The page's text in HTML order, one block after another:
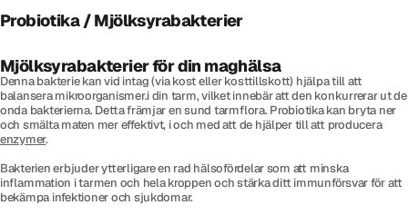
Probiotika / Mjölksyrabakterier
Mjölksyrabakterier för din maghälsa
Denna bakterie kan vid intag (via kost eller kosttillskott) hjälpa till att
balansera mikroorganismer.i din tarm, vilket innebär att den konkurrerar ut de
onda bakterierna. Detta främjar en sund tarmflora. Probiotika kan bryta ner
och smälta maten mer effektivt, i och med att de hjälper till att producera
enzymer.
Bakterien erbjuder ytterligare en rad hälsofördelar som att minska
inflammation i tarmen och hela kroppen och stärka ditt immunförsvar för att
bekämpa infektioner och sjukdomar.